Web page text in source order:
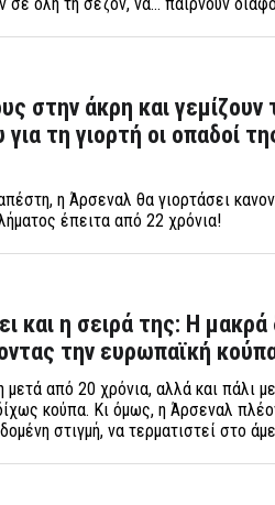
στην άκρη και γεμίζουν
τη γιορτή οι οπαδοί
η Άρσεναλ θα γιορτάσει
έπειτα από 22 χρόνια!
και η σειρά της: Η μακρά
την ευρωπαϊκή
από 20 χρόνια, αλλά και πάλι
κούπα. Κι όμως, η Άρσεναλ
στιγμή, να τερματιστεί στο